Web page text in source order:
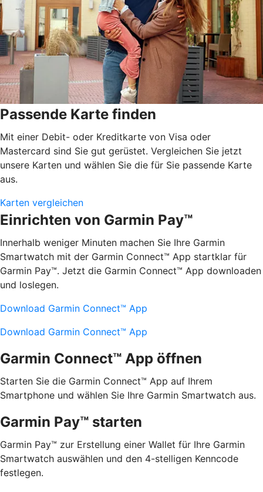
Passende Karte finden
Mit einer Debit- oder Kreditkarte von Visa oder
Mastercard sind Sie gut gerüstet. Vergleichen Sie jetzt
unsere Karten und wählen Sie die für Sie passende Karte
aus.
Karten vergleichen
Einrichten von Garmin Pay™
Innerhalb weniger Minuten machen Sie Ihre Garmin
Smartwatch mit der Garmin Connect™ App startklar für
Garmin Pay™. Jetzt die Garmin Connect™ App downloaden
und loslegen.
Download Garmin Connect™ App
Download Garmin Connect™ App
Garmin Connect™ App öffnen
Starten Sie die Garmin Connect™ App auf Ihrem
Smartphone und wählen Sie Ihre Garmin Smartwatch aus.
Garmin Pay™ starten
Garmin Pay™ zur Erstellung einer Wallet für Ihre Garmin
Smartwatch auswählen und den 4-stelligen Kenncode
festlegen.